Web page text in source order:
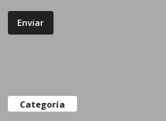
Categoría